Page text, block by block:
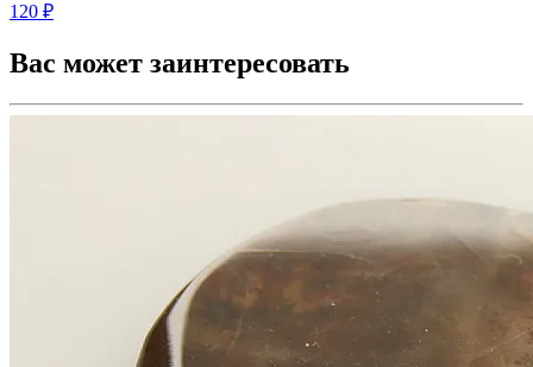
120 ₽
Вас может заинтересовать